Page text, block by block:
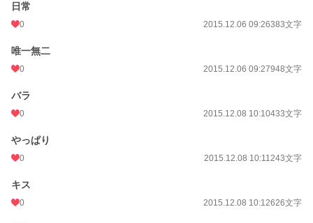
年間ポイント
日常
0 2015.12.06 09:26383文字
唯一無二
0 2015.12.06 09:27948文字
バラ
0 2015.12.08 10:10433文字
やっぱり
0 2015.12.08 10:11243文字
キス
0 2015.12.08 10:12626文字